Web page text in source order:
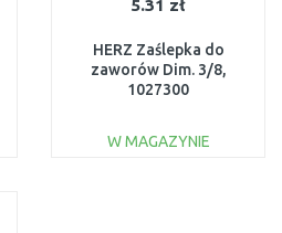
5.31 zł
HERZ Zaślepka do
zaworów Dim. 3/8,
1027300
W MAGAZYNIE